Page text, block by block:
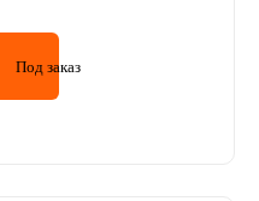
Под заказ